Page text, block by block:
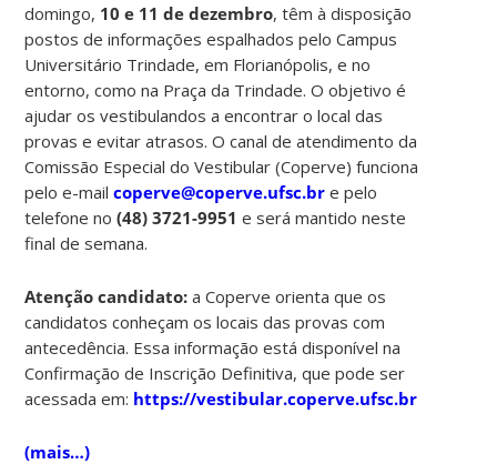
domingo, 10 e 11 de dezembro, têm à disposição
postos de informações espalhados pelo Campus
Universitário Trindade, em Florianópolis, e no
entorno, como na Praça da Trindade. O objetivo é
ajudar os vestibulandos a encontrar o local das
provas e evitar atrasos. O canal de atendimento da
Comissão Especial do Vestibular (Coperve) funciona
pelo e-mailcoperve@coperve.ufsc.bre pelo
telefone no(48) 3721-9951 e será mantido neste
final de semana.
Atenção candidato:a Coperve orienta que os
candidatos conheçam os locais das provas com
antecedência. Essa informação está disponível na
Confirmação de Inscrição Definitiva, que pode ser
acessada em: https://vestibular.coperve.ufsc.br
(mais…)